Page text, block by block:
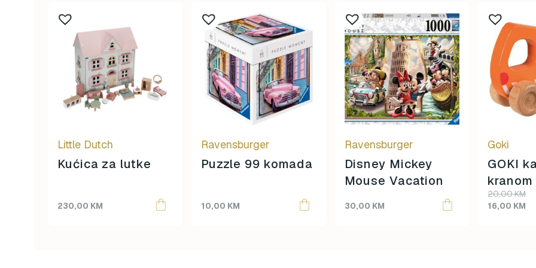
Little Dutch
Kućica za lutke
230,00 KM
Ravensburger
Puzzle 99 komada
10,00 KM
Ravensburger
Disney Mickey
Mouse Vacation
30,00 KM
Goki
GOKI
kranom
20,00KM
Original
price
16,00 KM
Current
price